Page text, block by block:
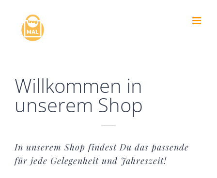
springen
Willkommen in
unserem Shop
In unserem Shop findest Du das passende
für jede Gelegenheit und Jahreszeit!